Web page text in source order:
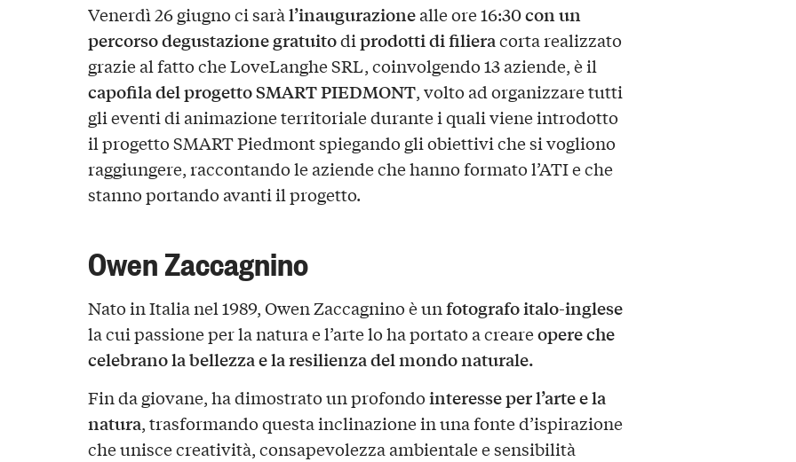
Venerdì 26 giugno ci saràl’inaugurazionealle ore 16:30con un
percorso degustazione gratuitodiprodotti di filieracorta realizzato
grazie al fatto che LoveLanghe SRL, coinvolgendo 13 aziende, è il
capofila del progetto SMART PIEDMONT, volto ad organizzare tutti
gli eventi di animazione territoriale durante i quali viene introdotto
il progetto SMART Piedmont spiegando gli obiettivi che si vogliono
raggiungere, raccontando le aziende che hanno formato l’ATI e che
stanno portando avanti il progetto.
Owen Zaccagnino
Nato in Italia nel 1989, Owen Zaccagnino è unfotografo italo-inglese
la cui passione per la natura e l’arte lo ha portato a creareopere che
celebrano la bellezza e la resilienza del mondo naturale.
Fin da giovane, ha dimostrato un profondointeresse per l’arte e la
natura, trasformando questa inclinazione in una fonte d’ispirazione
che unisce creatività, consapevolezza ambientale e sensibilità